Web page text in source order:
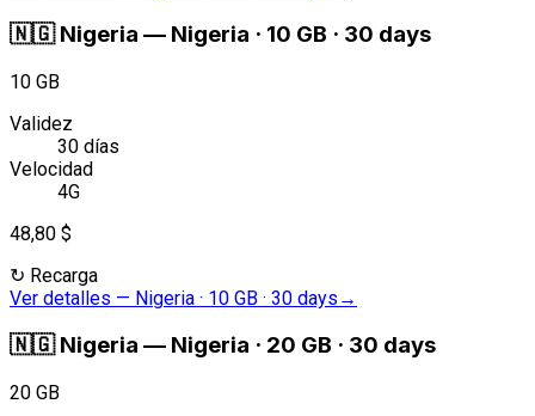
🇳🇬 Nigeria — Nigeria · 10 GB · 30 days
10 GB
Validez
30 días
Velocidad
4G
48,80 $
↻ Recarga
Ver detalles — Nigeria · 10 GB · 30 days →
🇳🇬 Nigeria — Nigeria · 20 GB · 30 days
20 GB